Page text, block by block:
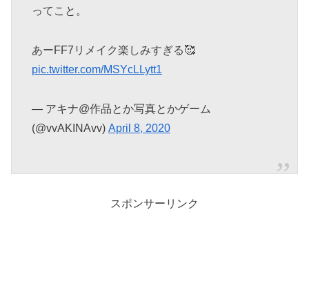
ってこと。
あーFF7リメイク楽しみすぎる🥰
pic.twitter.com/MSYcLLytt1
— アキナ@作品とか写真とかゲーム
(@vvAKINAvv) April 8, 2020
スポンサーリンク